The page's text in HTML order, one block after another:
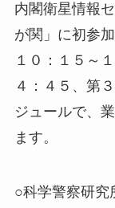
内閣衛星情報
が関」に初参
１０：１５～
４：４５、第
ジュールで、
ます。
○科学警察研究